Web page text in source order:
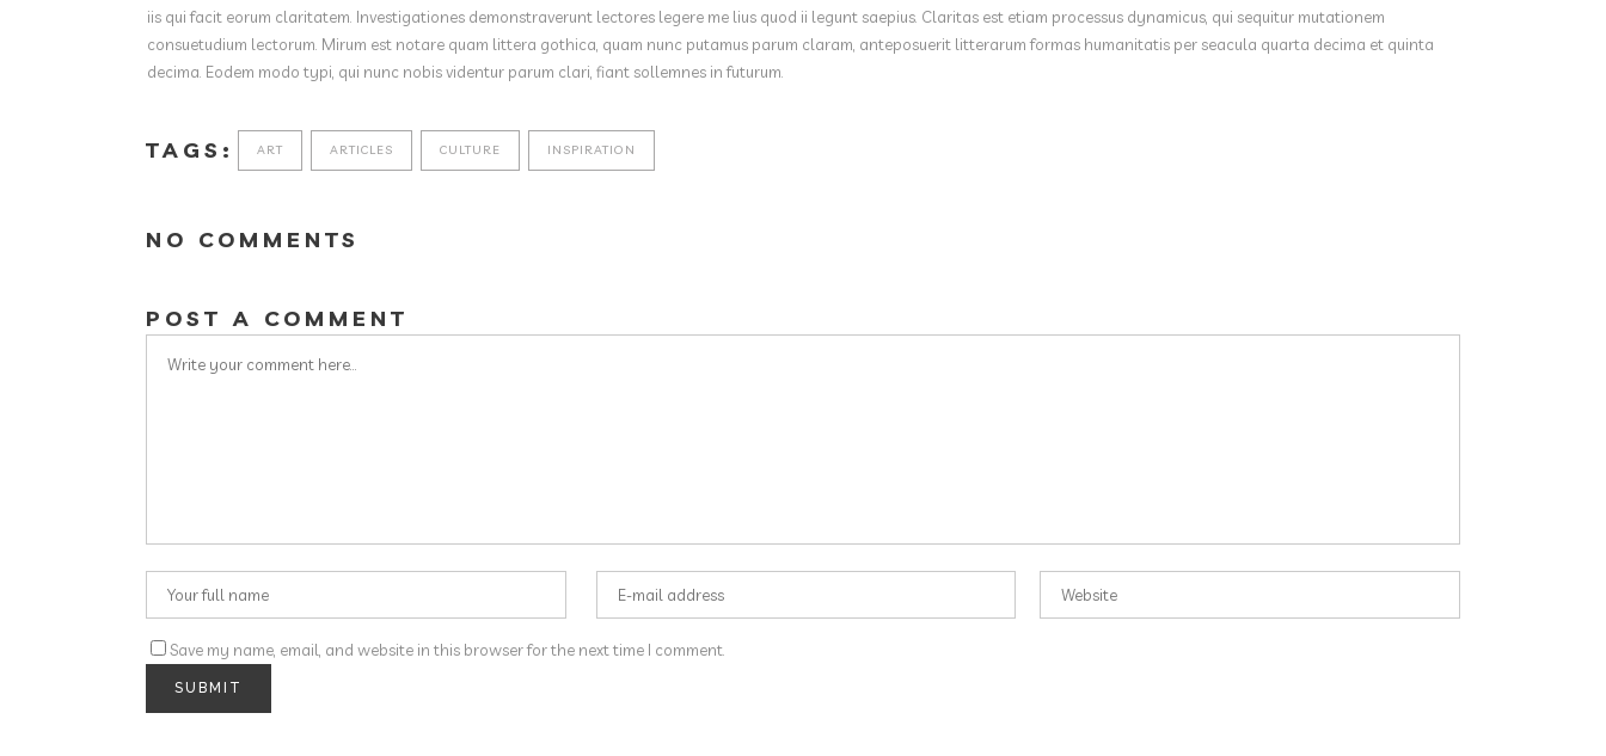
iis qui facit eorum claritatem. Investigationes demonstraverunt lectores legere me lius quod ii legunt saepius. Claritas est etiam processus dynamicus, qui sequitur mutationem
consuetudium lectorum. Mirum est notare quam littera gothica, quam nunc putamus parum claram, anteposuerit litterarum formas humanitatis per seacula quarta decima et quinta
decima. Eodem modo typi, qui nunc nobis videntur parum clari, fiant sollemnes in futurum.
TAGS: ART ARTICLES CULTURE INSPIRATION
NO COMMENTS
POST A COMMENT
Save my name, email, and website in this browser for the next time I comment.